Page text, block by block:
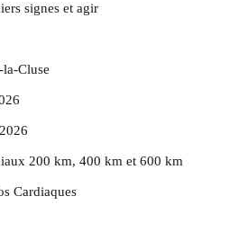
signes et agir
Cluse
200 km, 400 km et 600 km
Cardiaques